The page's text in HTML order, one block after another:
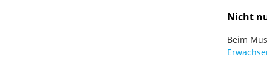
Nicht
Beim